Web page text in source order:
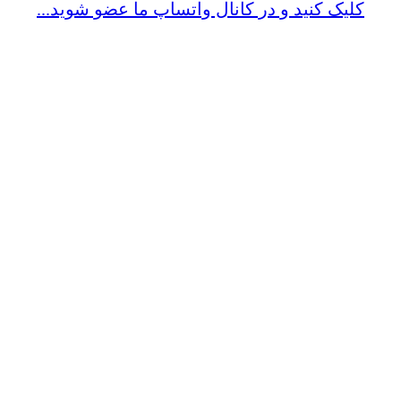
کلیک کنید و در کانال واتساپ ما عضو شوید...